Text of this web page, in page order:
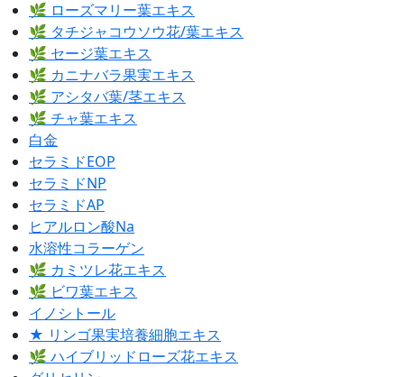
🌿 ローズマリー葉エキス
🌿 タチジャコウソウ花/葉エキス
🌿 セージ葉エキス
🌿 カニナバラ果実エキス
🌿 アシタバ葉/茎エキス
🌿 チャ葉エキス
白金
セラミドEOP
セラミドNP
セラミドAP
ヒアルロン酸Na
水溶性コラーゲン
🌿 カミツレ花エキス
🌿 ビワ葉エキス
イノシトール
★ リンゴ果実培養細胞エキス
🌿 ハイブリッドローズ花エキス